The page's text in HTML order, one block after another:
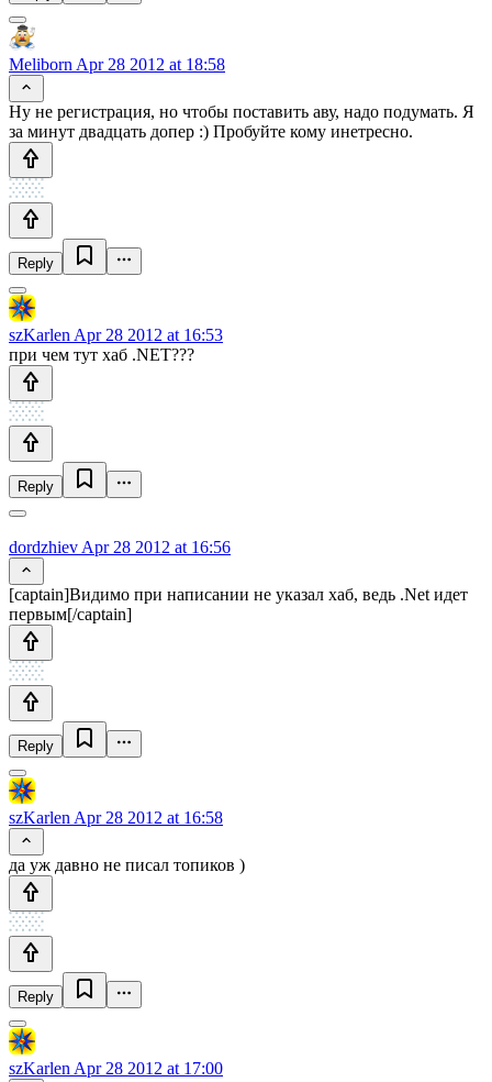
Meliborn Apr 28 2012 at 18:58
Ну не регистрация, но чтобы поставить аву, надо подумать. Я
за минут двадцать допер :) Пробуйте кому инетресно.
Reply
szKarlen Apr 28 2012 at 16:53
при чем тут хаб .NET???
Reply
dordzhiev Apr 28 2012 at 16:56
[captain]Видимо при написании не указал хаб, ведь .Net идет
первым[/captain]
Reply
szKarlen Apr 28 2012 at 16:58
да уж давно не писал топиков )
Reply
szKarlen Apr 28 2012 at 17:00